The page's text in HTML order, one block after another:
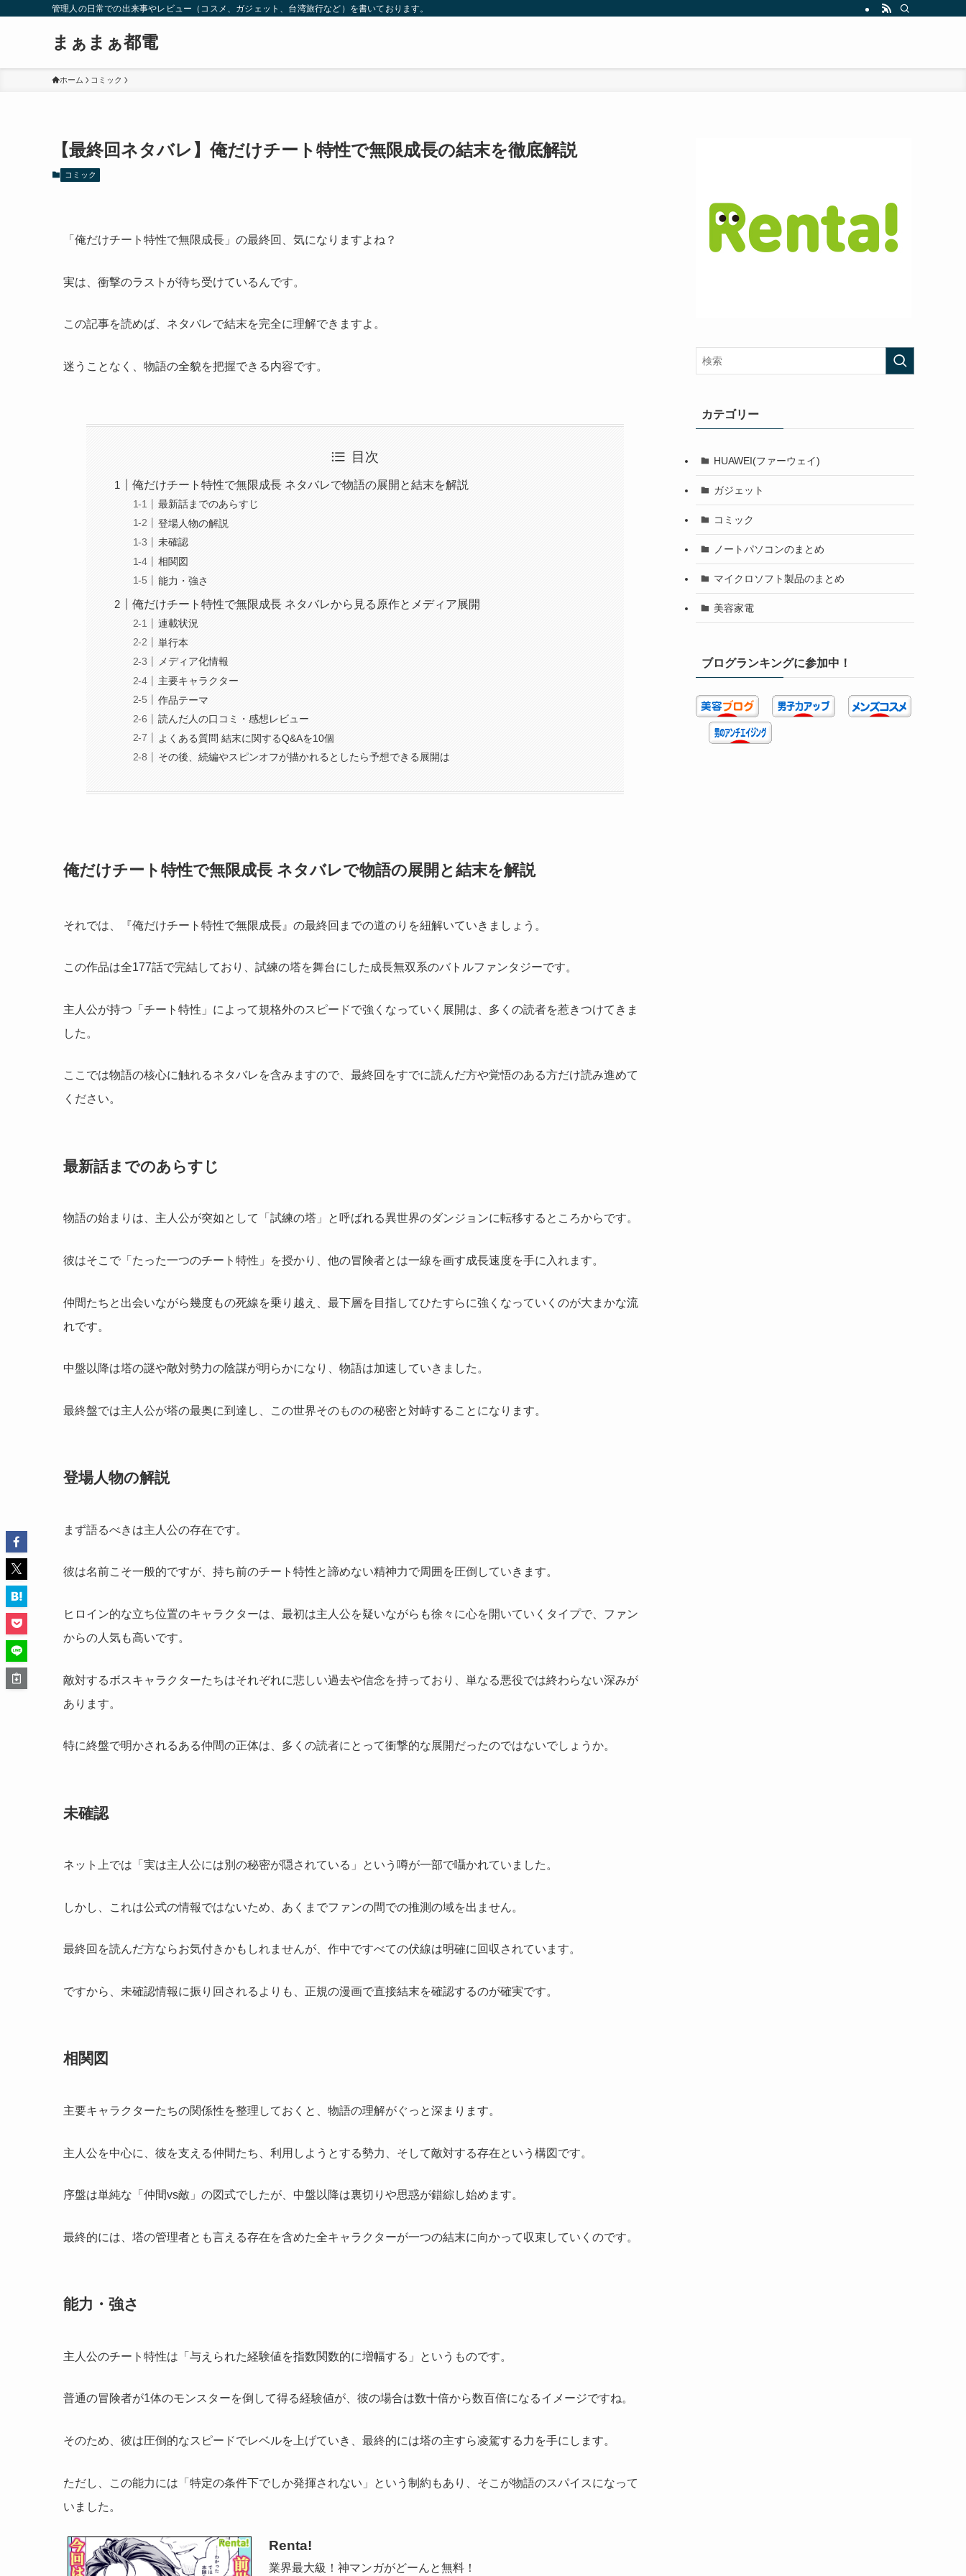
管理人の日常での出来事やレビュー（コスメ、ガジェット、台湾旅行など）を書いております。
まぁまぁ都電
ホーム コミック
【最終回ネタバレ】俺だけチート特性で無限成長の結末を徹底解説
コミック
「俺だけチート特性で無限成長」の最終回、気になりますよね？
実は、衝撃のラストが待ち受けているんです。
この記事を読めば、ネタバレで結末を完全に理解できますよ。
迷うことなく、物語の全貌を把握できる内容です。
目次
俺だけチート特性で無限成長 ネタバレで物語の展開と結末を解説
最新話までのあらすじ
登場人物の解説
未確認
相関図
能力・強さ
俺だけチート特性で無限成長 ネタバレから見る原作とメディア展開
連載状況
単行本
メディア化情報
主要キャラクター
作品テーマ
読んだ人の口コミ・感想レビュー
よくある質問 結末に関するQ&Aを10個
その後、続編やスピンオフが描かれるとしたら予想できる展開は
俺だけチート特性で無限成長 ネタバレで物語の展開と結末を解説
それでは、『俺だけチート特性で無限成長』の最終回までの道のりを紐解いていきましょう。
この作品は全177話で完結しており、試練の塔を舞台にした成長無双系のバトルファンタジーです。
主人公が持つ「チート特性」によって規格外のスピードで強くなっていく展開は、多くの読者を惹きつけてきま
した。
ここでは物語の核心に触れるネタバレを含みますので、最終回をすでに読んだ方や覚悟のある方だけ読み進めて
ください。
最新話までのあらすじ
物語の始まりは、主人公が突如として「試練の塔」と呼ばれる異世界のダンジョンに転移するところからです。
彼はそこで「たった一つのチート特性」を授かり、他の冒険者とは一線を画す成長速度を手に入れます。
仲間たちと出会いながら幾度もの死線を乗り越え、最下層を目指してひたすらに強くなっていくのが大まかな流
れです。
中盤以降は塔の謎や敵対勢力の陰謀が明らかになり、物語は加速していきました。
最終盤では主人公が塔の最奥に到達し、この世界そのものの秘密と対峙することになります。
登場人物の解説
まず語るべきは主人公の存在です。
彼は名前こそ一般的ですが、持ち前のチート特性と諦めない精神力で周囲を圧倒していきます。
ヒロイン的な立ち位置のキャラクターは、最初は主人公を疑いながらも徐々に心を開いていくタイプで、ファン
からの人気も高いです。
敵対するボスキャラクターたちはそれぞれに悲しい過去や信念を持っており、単なる悪役では終わらない深みが
あります。
特に終盤で明かされるある仲間の正体は、多くの読者にとって衝撃的な展開だったのではないでしょうか。
未確認
ネット上では「実は主人公には別の秘密が隠されている」という噂が一部で囁かれていました。
しかし、これは公式の情報ではないため、あくまでファンの間での推測の域を出ません。
最終回を読んだ方ならお気付きかもしれませんが、作中ですべての伏線は明確に回収されています。
ですから、未確認情報に振り回されるよりも、正規の漫画で直接結末を確認するのが確実です。
相関図
主要キャラクターたちの関係性を整理しておくと、物語の理解がぐっと深まります。
主人公を中心に、彼を支える仲間たち、利用しようとする勢力、そして敵対する存在という構図です。
序盤は単純な「仲間vs敵」の図式でしたが、中盤以降は裏切りや思惑が錯綜し始めます。
最終的には、塔の管理者とも言える存在を含めた全キャラクターが一つの結末に向かって収束していくのです。
能力・強さ
主人公のチート特性は「与えられた経験値を指数関数的に増幅する」というものです。
普通の冒険者が1体のモンスターを倒して得る経験値が、彼の場合は数十倍から数百倍になるイメージですね。
そのため、彼は圧倒的なスピードでレベルを上げていき、最終的には塔の主すら凌駕する力を手にします。
ただし、この能力には「特定の条件下でしか発揮されない」という制約もあり、そこが物語のスパイスになって
いました。
Renta!
業界最大級！神マンガがどーんと無料！
カテゴリー
HUAWEI(ファーウェイ)
ガジェット
コミック
ノートパソコンのまとめ
マイクロソフト製品のまとめ
美容家電
ブログランキングに参加中！